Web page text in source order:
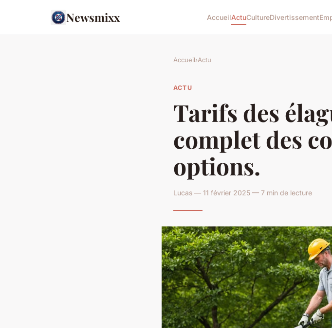
Newsmixx AccueilActuCultureDivertissement
Accueil›Actu
ACTU
Tarifs des
complet des
options.
Lucas — 11 février 2025 — 7 min de lecture